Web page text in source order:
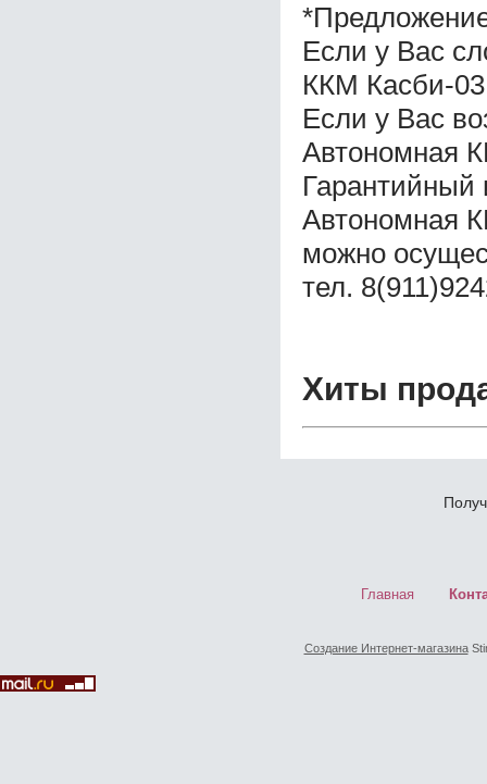
Если у Вас
ККМ Касби-
Если у Вас
Автономная
Гарантийный
Автономная
можно
тел.
Хиты
Главная
Создание Интернет-магазина